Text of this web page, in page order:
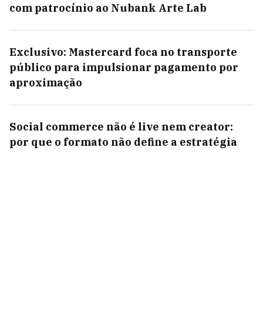
com patrocínio ao Nubank Arte Lab
Exclusivo: Mastercard foca no transporte
público para impulsionar pagamento por
aproximação
Social commerce não é live nem creator:
por que o formato não define a estratégia